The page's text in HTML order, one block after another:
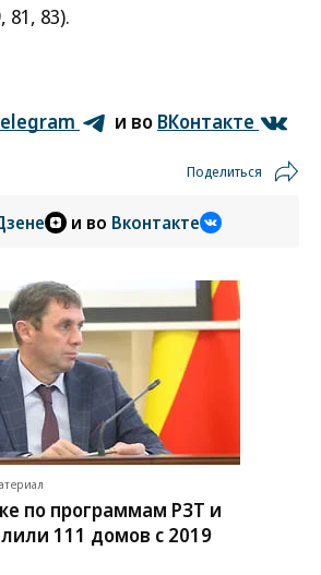
81, 83).
и во ВКонтакте
Поделиться
и во Вконтакте
по программам РЗТ и
111 домов с 2019